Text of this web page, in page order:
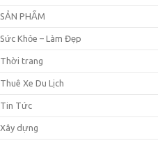
SẢN PHẨM
Sức Khỏe – Làm Đẹp
Thời trang
Thuê Xe Du Lịch
Tin Tức
Xây dựng